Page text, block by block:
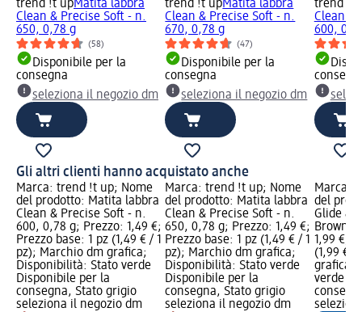
trend !t upMatita labbra
Clean & Precise Soft - n.
650, 0,78 g
(58)
Disponibile per la
consegna
seleziona il negozio dm
trend !t upMatita labbra
Clean & Precise Soft - n.
670, 0,78 g
(47)
Disponibile per la
consegna
seleziona il negozio dm
trend !t
Clean &
600,
Gli altri clienti hanno acquistato anche
Marca: trend !t up; Nome
del prodotto: Matita labbra
Clean & Precise Soft - n.
600, 0,78 g; Prezzo: 1,49 €;
Prezzo base: 1 pz (1,49 € / 1
pz); Marchio dm grafica;
Disponibilità: Stato verde
Disponibile per la
consegna, Stato grigio
seleziona il negozio dm
Marca: trend !t up; Nome
del prodotto: Matita labbra
Clean & Precise Soft - n.
650, 0,78 g; Prezzo: 1,49 €;
Prezzo base: 1 pz (1,49 € / 1
pz); Marchio dm grafica;
Disponibilità: Stato verde
Disponibile per la
consegna, Stato grigio
seleziona il negozio dm
Marca:
del
Glide &
Brown,
1,99 €;
(1,99 € /
grafica;
verde